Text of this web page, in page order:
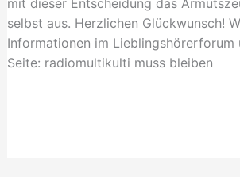
mit dieser Entscheidung das
selbst aus. Herzlichen Glückwunsch!
Informationen im
Seite: radiomultikulti muss bleiben